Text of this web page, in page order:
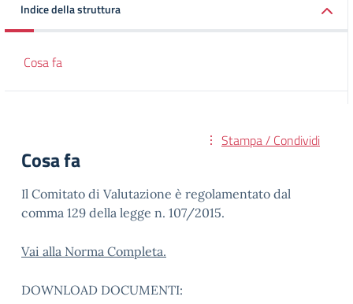
Indice della struttura
Cosa fa
Stampa / Condividi
Cosa fa
Il Comitato di Valutazione è regolamentato dal
comma 129 della legge n. 107/2015.
Vai alla Norma Completa.
DOWNLOAD DOCUMENTI: